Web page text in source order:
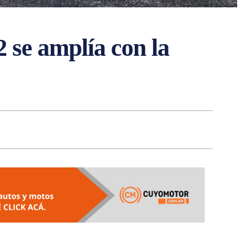
amplía con la